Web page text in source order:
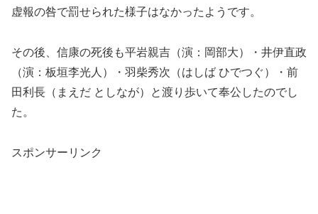
虚報の咎で罰せられた様子はなかったようです。
その後、信康の死後も平岩親吉（演：岡部大）・井伊直政
（演：板垣李光人）・羽柴秀次（はしば ひでつぐ）・前
田利長（まえだ としなが）と渡り歩いて奉公したのでし
た。
スポンサーリンク